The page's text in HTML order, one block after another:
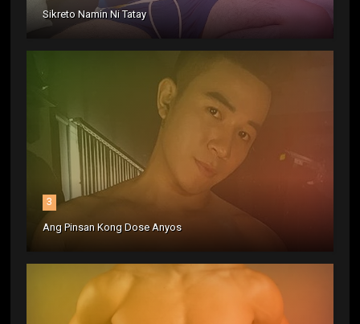
Sikreto Namin Ni Tatay
3
Ang Pinsan Kong Dose Anyos